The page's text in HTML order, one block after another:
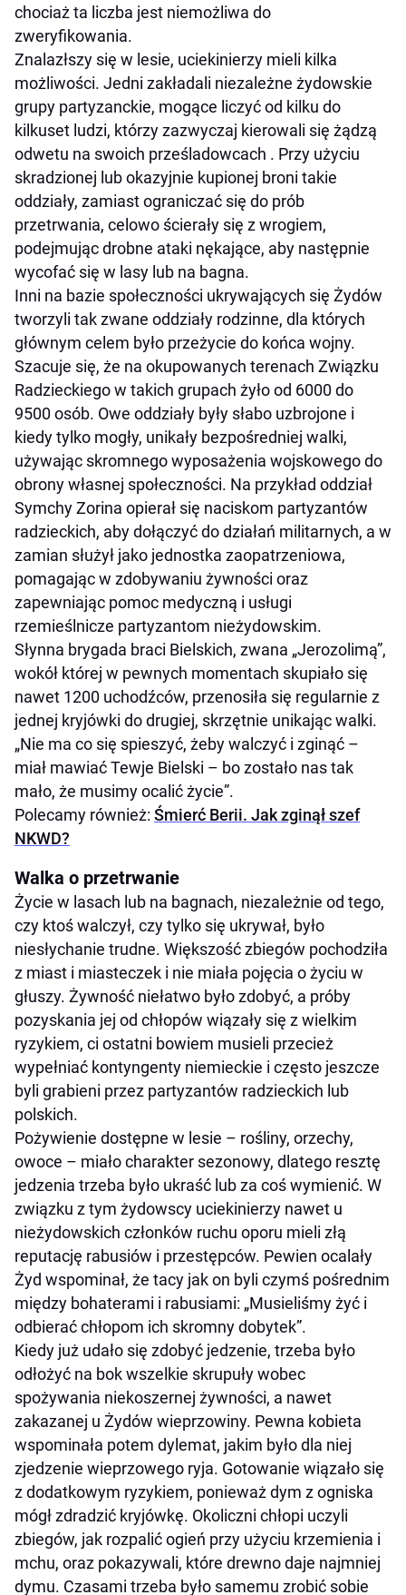
chociaż ta liczba jest niemożliwa do
zweryfikowania.
Znalazłszy się w lesie, uciekinierzy mieli kilka
możliwości. Jedni zakładali niezależne żydowskie
grupy partyzanckie, mogące liczyć od kilku do
kilkuset ludzi, którzy zazwyczaj kierowali się żądzą
odwetu na swoich prześladowcach . Przy użyciu
skradzionej lub okazyjnie kupionej broni takie
oddziały, zamiast ograniczać się do prób
przetrwania, celowo ścierały się z wrogiem,
podejmując drobne ataki nękające, aby następnie
wycofać się w lasy lub na bagna.
Inni na bazie społeczności ukrywających się Żydów
tworzyli tak zwane oddziały rodzinne, dla których
głównym celem było przeżycie do końca wojny.
Szacuje się, że na okupowanych terenach Związku
Radzieckiego w takich grupach żyło od 6000 do
9500 osób. Owe oddziały były słabo uzbrojone i
kiedy tylko mogły, unikały bezpośredniej walki,
używając skromnego wyposażenia wojskowego do
obrony własnej społeczności. Na przykład oddział
Symchy Zorina opierał się naciskom partyzantów
radzieckich, aby dołączyć do działań militarnych, a w
zamian służył jako jednostka zaopatrzeniowa,
pomagając w zdobywaniu żywności oraz
zapewniając pomoc medyczną i usługi
rzemieślnicze partyzantom nieżydowskim.
Słynna brygada braci Bielskich, zwana „Jerozolimą”,
wokół której w pewnych momentach skupiało się
nawet 1200 uchodźców, przenosiła się regularnie z
jednej kryjówki do drugiej, skrzętnie unikając walki.
„Nie ma co się spieszyć, żeby walczyć i zginąć –
miał mawiać Tewje Bielski – bo zostało nas tak
mało, że musimy ocalić życie”.
Polecamy również: Śmierć Berii. Jak zginął szef
NKWD?
Walka o przetrwanie
Życie w lasach lub na bagnach, niezależnie od tego,
czy ktoś walczył, czy tylko się ukrywał, było
niesłychanie trudne. Większość zbiegów pochodziła
z miast i miasteczek i nie miała pojęcia o życiu w
głuszy. Żywność niełatwo było zdobyć, a próby
pozyskania jej od chłopów wiązały się z wielkim
ryzykiem, ci ostatni bowiem musieli przecież
wypełniać kontyngenty niemieckie i często jeszcze
byli grabieni przez partyzantów radzieckich lub
polskich.
Pożywienie dostępne w lesie – rośliny, orzechy,
owoce – miało charakter sezonowy, dlatego resztę
jedzenia trzeba było ukraść lub za coś wymienić. W
związku z tym żydowscy uciekinierzy nawet u
nieżydowskich członków ruchu oporu mieli złą
reputację rabusiów i przestępców. Pewien ocalały
Żyd wspominał, że tacy jak on byli czymś pośrednim
między bohaterami i rabusiami: „Musieliśmy żyć i
odbierać chłopom ich skromny dobytek”.
Kiedy już udało się zdobyć jedzenie, trzeba było
odłożyć na bok wszelkie skrupuły wobec
spożywania niekoszernej żywności, a nawet
zakazanej u Żydów wieprzowiny. Pewna kobieta
wspominała potem dylemat, jakim było dla niej
zjedzenie wieprzowego ryja. Gotowanie wiązało się
z dodatkowym ryzykiem, ponieważ dym z ogniska
mógł zdradzić kryjówkę. Okoliczni chłopi uczyli
zbiegów, jak rozpalić ogień przy użyciu krzemienia i
mchu, oraz pokazywali, które drewno daje najmniej
dymu. Czasami trzeba było samemu zrobić sobie